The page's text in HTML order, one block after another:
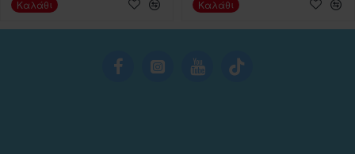
Καλάθι Καλάθι